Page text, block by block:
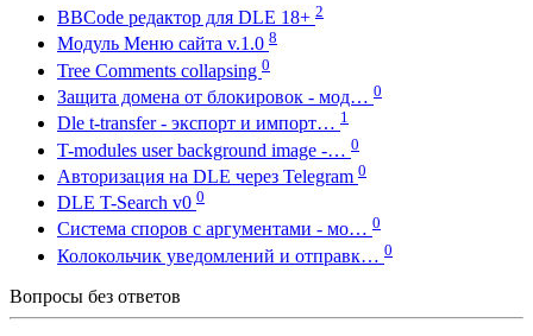
BBCode редактор для DLE 18+ 2
Модуль Меню сайта v.1.0 8
Tree Comments collapsing 0
Защита домена от блокировок - мод… 0
Dle t-transfer - экспорт и импорт… 1
T-modules user background image -… 0
Авторизация на DLE через Telegram 0
DLE T-Search v0 0
Система споров с аргументами - мо… 0
Колокольчик уведомлений и отправк… 0
Вопросы без ответов